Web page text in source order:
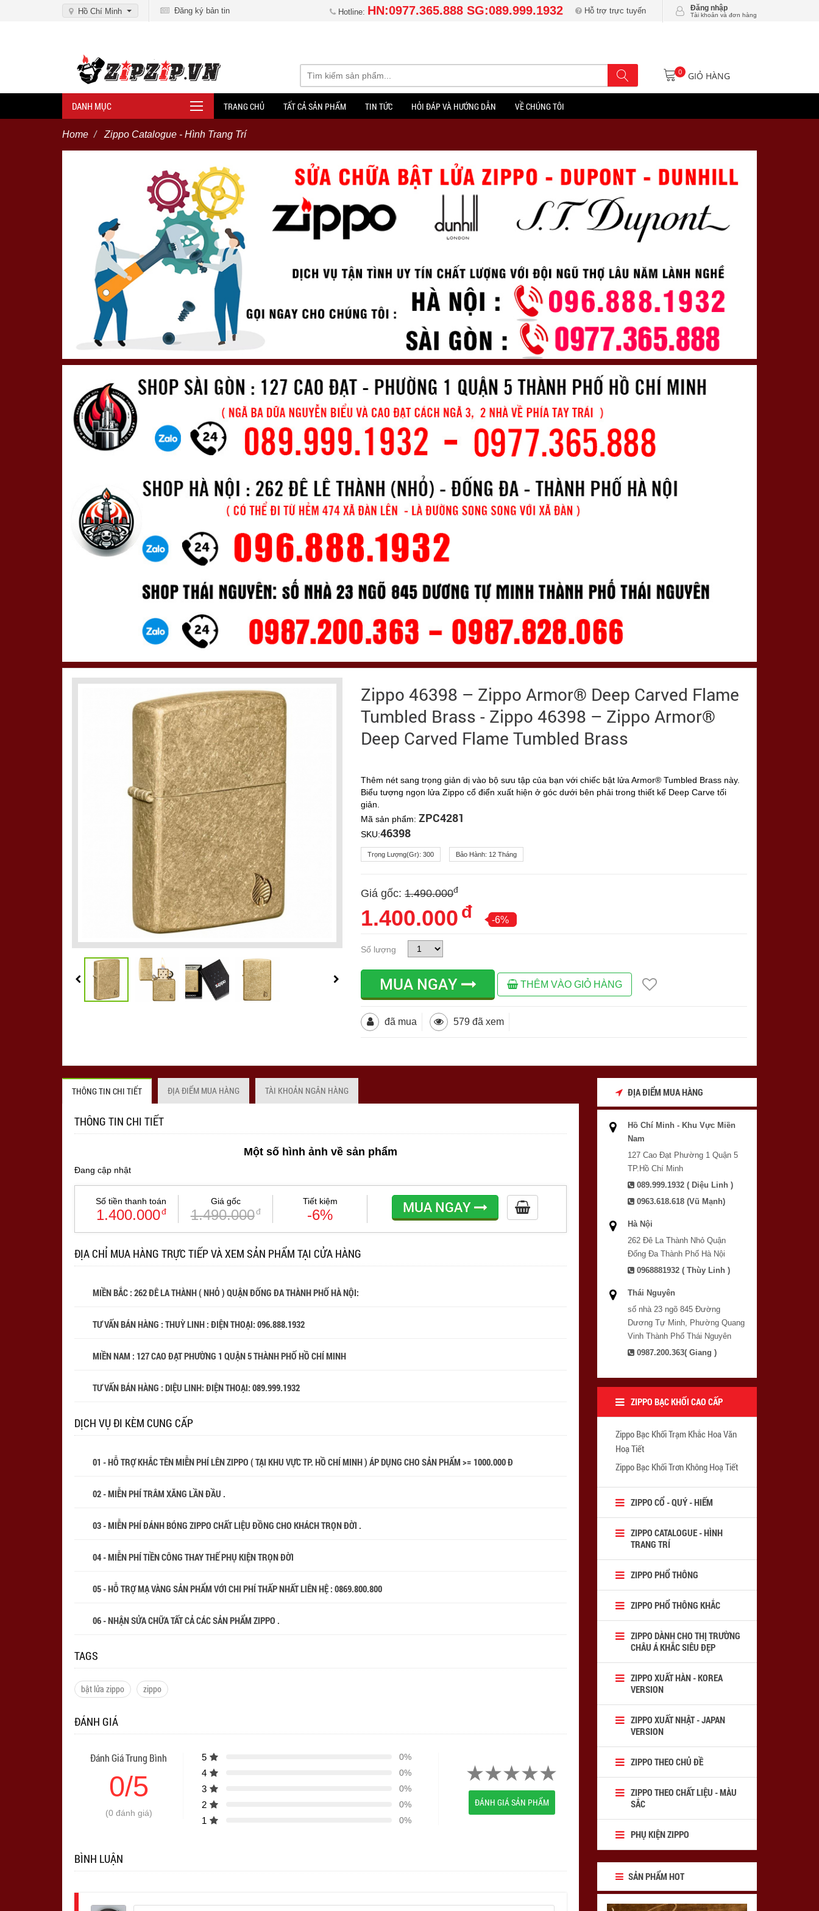
Hồ Chí Minh Đăng ký bản tin Hotline: HN:0977.365.888 SG:089.999.1932 Hỗ trợ trực tuyến Đăng nhập
Tài khoản và đơn hàng
0 GIỎ HÀNG
DANH MỤC TRANG CHỦ TẤT CẢ SẢN PHẨM TIN TỨC HỎI ĐÁP VÀ HƯỚNG DẪN VỀ CHÚNG TÔI
Home Zippo Catalogue - Hình Trang Trí
Zippo 46398 – Zippo Armor® Deep Carved Flame
Tumbled Brass - Zippo 46398 – Zippo Armor®
Deep Carved Flame Tumbled Brass
Thêm nét sang trọng giản dị vào bộ sưu tập của bạn với chiếc bật lửa Armor® Tumbled Brass này.
Biểu tượng ngọn lửa Zippo cổ điển xuất hiện ở góc dưới bên phải trong thiết kế Deep Carve tối
giản.
Mã sản phẩm:ZPC4281
SKU:46398
Trọng Lượng(gr):300 Bảo Hành: 12 Tháng
Giá gốc: 1.490.000đ
1.400.000 đ -6%
Số lượng
MUA NGAY THÊM VÀO GIỎ HÀNG
đã mua 579 đã xem
THÔNG TIN CHI TIẾT ĐỊA ĐIỂM MUA HÀNG TÀI KHOẢN NGÂN HÀNG
THÔNG TIN CHI TIẾT
Một số hình ảnh về sản phẩm
Đang cập nhật
Số tiền thanh toán
1.400.000đ
Giá gốc
1.490.000đ
Tiết kiệm
-6% MUA NGAY
ĐỊA CHỈ MUA HÀNG TRỰC TIẾP VÀ XEM SẢN PHẨM TẠI CỬA HÀNG
MIỀN BẮC : 262 ĐÊ LA THÀNH ( NHỎ ) QUẬN ĐỐNG ĐA THÀNH PHỐ HÀ NỘI:
TƯ VẤN BÁN HÀNG : THUỲ LINH : ĐIỆN THOẠI: 096.888.1932
MIỀN NAM : 127 CAO ĐẠT PHƯỜNG 1 QUẬN 5 THÀNH PHỐ HỒ CHÍ MINH
TƯ VẤN BÁN HÀNG : DIỆU LINH: ĐIỆN THOẠI: 089.999.1932
DỊCH VỤ ĐI KÈM CUNG CẤP
01 - HỖ TRỢ KHẮC TÊN MIỄN PHÍ LÊN ZIPPO ( TẠI KHU VỰC TP. HỒ CHÍ MINH ) ÁP DỤNG CHO SẢN PHẨM >= 1000.000 Đ
02 - MIỄN PHÍ TRÂM XĂNG LẦN ĐẦU .
03 - MIỄN PHÍ ĐÁNH BÓNG ZIPPO CHẤT LIỆU ĐỒNG CHO KHÁCH TRỌN ĐỜI .
04 - MIỄN PHÍ TIỀN CÔNG THAY THẾ PHỤ KIỆN TRỌN ĐỜI
05 - HỖ TRỢ MẠ VÀNG SẢN PHẨM VỚI CHI PHÍ THẤP NHẤT LIÊN HỆ : 0869.800.800
06 - NHẬN SỬA CHỮA TẤT CẢ CÁC SẢN PHẨM ZIPPO .
TAGS
bật lửa zippo zippo
ĐÁNH GIÁ
Đánh Giá Trung Bình
0/5
(0 đánh giá)
5 0%
4 0%
3 0%
2 0%
1 0%
ĐÁNH GIÁ SẢN PHẨM
BÌNH LUẬN
ĐỊA ĐIỂM MUA HÀNG
Hồ Chí Minh - Khu Vực Miền
Nam
127 Cao Đạt Phường 1 Quận 5
TP.Hồ Chí Minh
089.999.1932 ( Diệu Linh )
0963.618.618 (Vũ Mạnh)
Hà Nội
262 Đê La Thành Nhỏ Quận
Đống Đa Thành Phố Hà Nội
0968881932 ( Thùy Linh )
Thái Nguyên
số nhà 23 ngõ 845 Đường
Dương Tự Minh, Phường Quang
Vinh Thành Phố Thái Nguyên
0987.200.363( Giang )
ZIPPO BẠC KHỐI CAO CẤP
Zippo Bạc Khối Trạm Khắc Hoa Văn
Hoạ Tiết
Zippo Bạc Khối Trơn Không Hoạ Tiết
ZIPPO CỔ - QUÝ - HIẾM
ZIPPO CATALOGUE - HÌNH
TRANG TRÍ
ZIPPO PHỔ THÔNG
ZIPPO PHỔ THÔNG KHẮC
ZIPPO DÀNH CHO THỊ TRƯỜNG
CHÂU Á KHẮC SIÊU ĐẸP
ZIPPO XUẤT HÀN - KOREA
VERSION
ZIPPO XUẤT NHẬT - JAPAN
VERSION
ZIPPO THEO CHỦ ĐỀ
ZIPPO THEO CHẤT LIỆU - MÀU
SẮC
PHỤ KIỆN ZIPPO
SẢN PHẨM HOT